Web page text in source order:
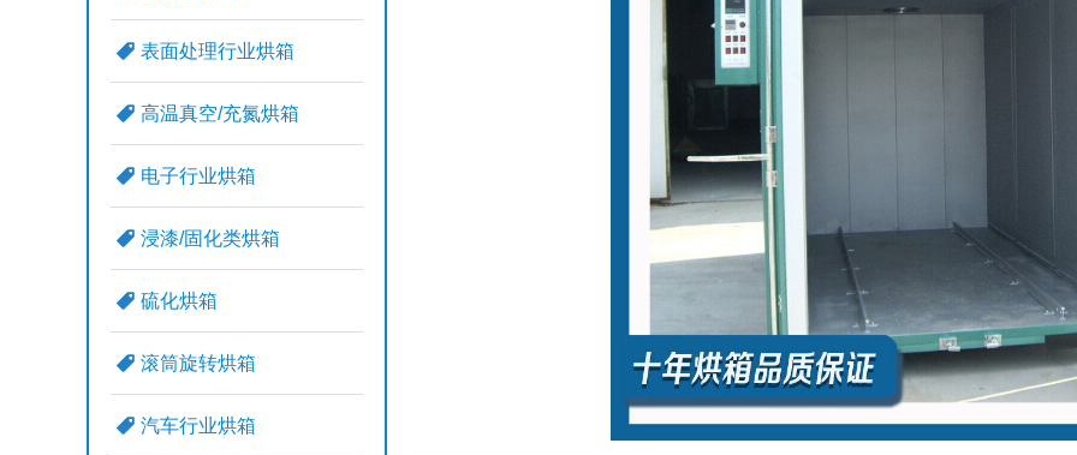
表面处理行业烘箱
高温真空/充氮烘箱
电子行业烘箱
浸漆/固化类烘箱
硫化烘箱
滚筒旋转烘箱
汽车行业烘箱